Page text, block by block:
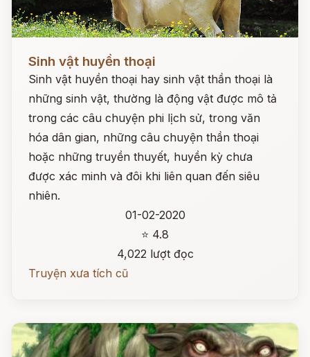
Sinh vật huyền thoại
Sinh vật huyền thoại hay sinh vật thần thoại là
những sinh vật, thường là động vật được mô tả
trong các câu chuyện phi lịch sử, trong văn
hóa dân gian, những câu chuyện thần thoại
hoặc những truyền thuyết, huyền kỳ chưa
được xác minh và đôi khi liên quan đến siêu
nhiên.
01-02-2020
⭐ 4.8
4,022 lượt đọc
Truyện xưa tích cũ